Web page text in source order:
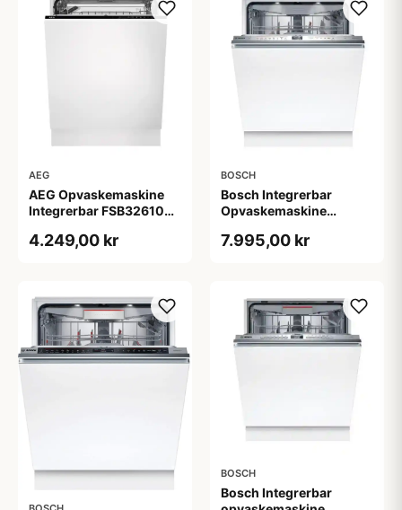
AEG
AEG Opvaskemaskine
Integrerbar FSB32610Z -
4.249,00 kr
BOSCH
Bosch Integrerbar
Opvaskemaskine
garanti
7.995,00 kr
BOSCH
Bosch Integrerbar